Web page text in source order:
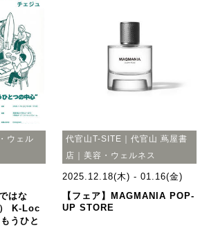
ウェル
はな
K-Loc
うひと
代官山T-SITE｜代官山 蔦屋書
店｜美容・ウェルネス
2025.12.18(木) - 01.16(金)
【フェア】MAGMANIA POP-
UP STORE